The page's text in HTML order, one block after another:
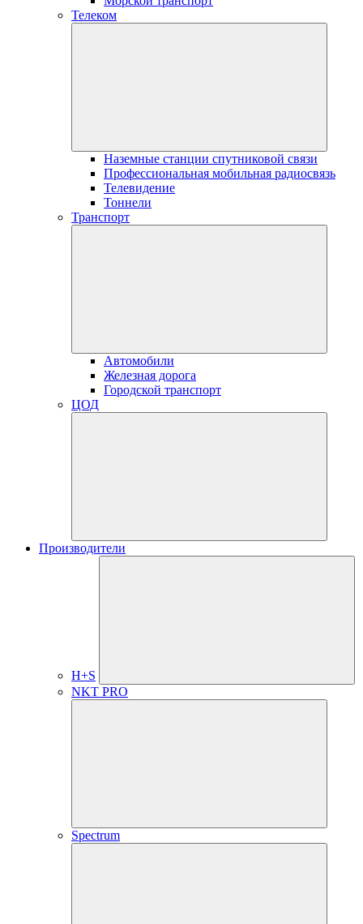
Телеком
Наземные станции спутниковой связи
Профессиональная мобильная радиосвязь
Телевидение
Тоннели
Транспорт
Автомобили
Железная дорога
Городской транспорт
ЦОД
Производители
H+S
NKT PRO
Spectrum